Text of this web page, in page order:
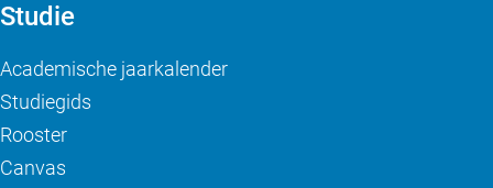
Studie
Academische jaarkalender
Studiegids
Rooster
Canvas